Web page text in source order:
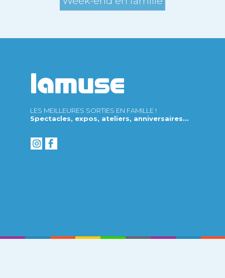
LES MEILLEURES SORTIES EN FAMILLE !
Spectacles, expos, ateliers, anniversaires...